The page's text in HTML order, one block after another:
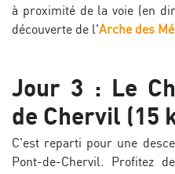
à proximité de la voie (en
découverte de l'Arche des
Jour 3 : Le
de Chervil (15
C'est reparti pour une
Pont-de-Chervil. Profitez